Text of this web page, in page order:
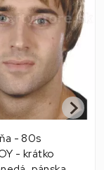
- 80s
- krátko